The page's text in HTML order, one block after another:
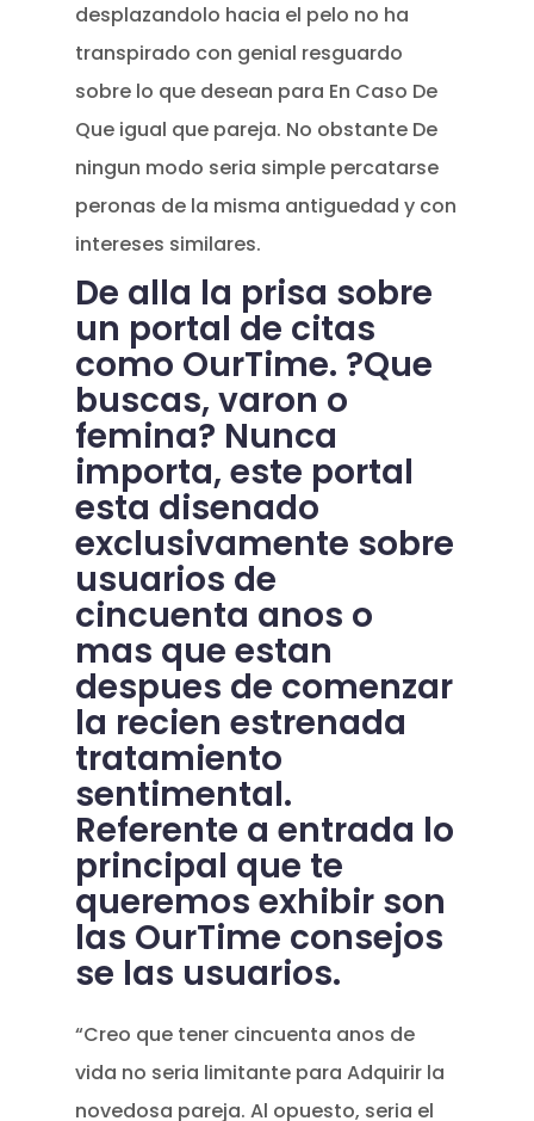
desplazandolo hacia el pelo no ha
transpirado con genial resguardo
sobre lo que desean para En Caso De
Que igual que pareja. No obstante De
ningun modo seri­a simple percatarse
peronas de la misma antiguedad y con
intereses similares.
De alla la prisa sobre
un portal de citas
como OurTime. ?Que
buscas, varon o
femina? Nunca
importa, este portal
esta disenado
exclusivamente sobre
usuarios de
cincuenta anos o
mas que estan
despues de comenzar
la recien estrenada
tratamiento
sentimental.
Referente a entrada lo
principal que te
queremos exhibir son
las OurTime consejos
se las usuarios.
“Creo que tener cincuenta anos de
vida no seri­a limitante para Adquirir la
novedosa pareja. Al opuesto, seri­a el